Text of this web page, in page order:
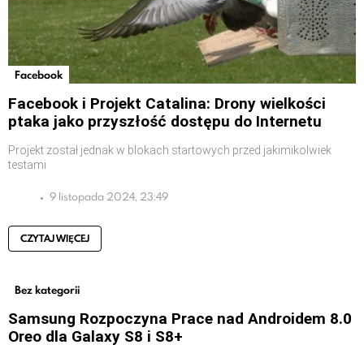
Facebook
Facebook i Projekt Catalina: Drony wielkości
ptaka jako przyszłość dostępu do Internetu
Projekt został jednak w blokach startowych przed jakimikolwiek
testami
9 listopada 2024, 23:49
CZYTAJ WIĘCEJ
Bez kategorii
Samsung Rozpoczyna Prace nad Androidem 8.0
Oreo dla Galaxy S8 i S8+